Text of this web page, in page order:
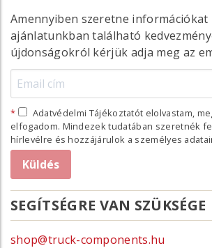
Amennyiben szeretne információkat
ajánlatunkban található
újdonságokról kérjük adja meg az
Adatvédelmi Tájékoztatót elolvastam,
elfogadom. Mindezek tudatában szeretnék
hírlevélre és hozzájárulok a személyes
SEGÍTSÉGRE VAN SZÜKSÉGE
shop@truck-components.hu